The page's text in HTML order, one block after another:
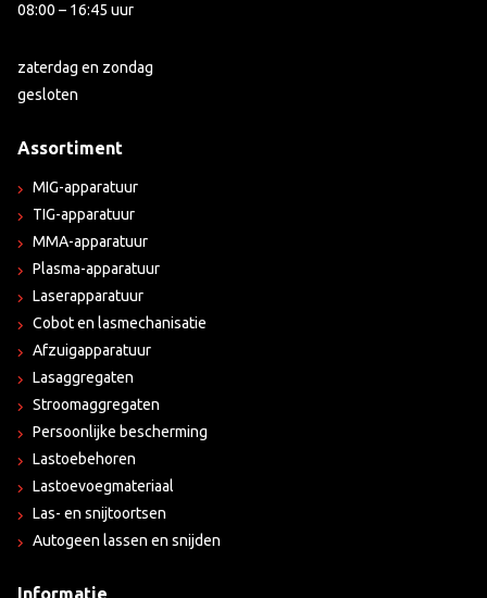
08:00 – 16:45 uur
zaterdag en zondag
gesloten
Assortiment
MIG-apparatuur
TIG-apparatuur
MMA-apparatuur
Plasma-apparatuur
Laserapparatuur
Cobot en lasmechanisatie
Afzuigapparatuur
Lasaggregaten
Stroomaggregaten
Persoonlijke bescherming
Lastoebehoren
Lastoevoegmateriaal
Las- en snijtoortsen
Autogeen lassen en snijden
Informatie